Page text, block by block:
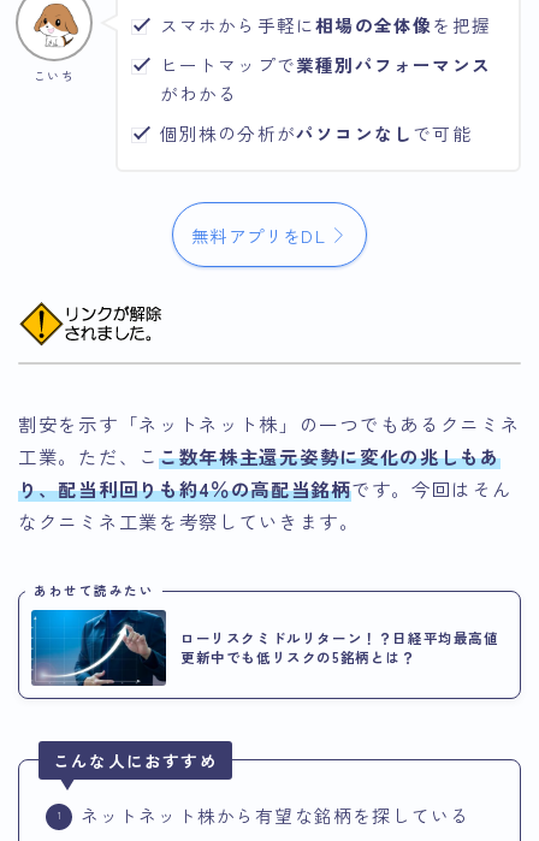
こいち
スマホから手軽に相場の全体像を把握
ヒートマップで業種別パフォーマンス
がわかる
個別株の分析がパソコンなしで可能
無料アプリをDL
割安を示す「ネットネット株」の一つでもあるクニミネ
工業。ただ、ここ数年株主還元姿勢に変化の兆しもあ
り、配当利回りも約4％の高配当銘柄です。今回はそん
なクニミネ工業を考察していきます。
あわせて読みたい
ローリスクミドルリターン！？日経平均最高値
更新中でも低リスクの5銘柄とは？
こんな人におすすめ
ネットネット株から有望な銘柄を探している